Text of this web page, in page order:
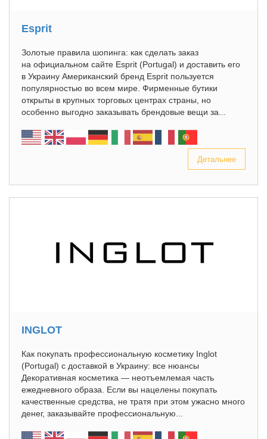
Esprit
Золотые правила шопинга: как сделать заказ
на официальном сайте Esprit (Portugal) и доставить его
в Украину Американский бренд Esprit пользуется
популярностью во всем мире. Фирменные бутики
открыты в крупных торговых центрах страны, но
особенно выгодно заказывать брендовые вещи за...
Детальнее
INGLOT
Как покупать профессиональную косметику Inglot
(Portugal) с доставкой в Украину: все нюансы
Декоративная косметика — неотъемлемая часть
ежедневного образа. Если вы нацелены покупать
качественные средства, не тратя при этом ужасно много
денег, заказывайте профессиональную...